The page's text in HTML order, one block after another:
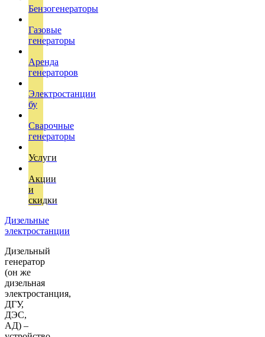
Бензогенераторы
Газовые
генераторы
Аренда
генераторов
Электростанции
бу
Сварочные
генераторы
Услуги
Акции
и
скидки
Дизельные
электростанции
Дизельный
генератор
(он же
дизельная
электростанция,
ДГУ,
ДЭС,
АД) –